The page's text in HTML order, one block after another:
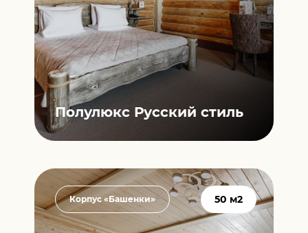
Полулюкс Русский стиль
Корпус «Башенки» 50 м2